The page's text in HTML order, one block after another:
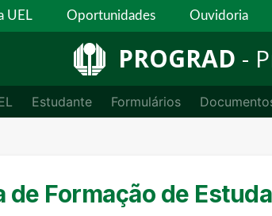
UEL Oportunidades Ouvidoria
PROGRAD -
Estudante Formulários
de Formação de